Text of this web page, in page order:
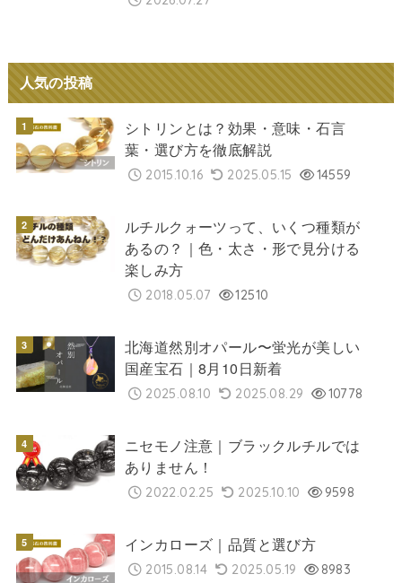
人気の投稿
シトリンとは？効果・意味・石言
葉・選び方を徹底解説
2015.10.16 2025.05.15 14559
ルチルクォーツって、いくつ種類が
あるの？｜色・太さ・形で見分ける
楽しみ方
2018.05.07 12510
北海道然別オパール〜蛍光が美しい
国産宝石｜8月10日新着
2025.08.10 2025.08.29 10778
ニセモノ注意｜ブラックルチルでは
ありません！
2022.02.25 2025.10.10 9598
インカローズ｜品質と選び方
2015.08.14 2025.05.19 8983